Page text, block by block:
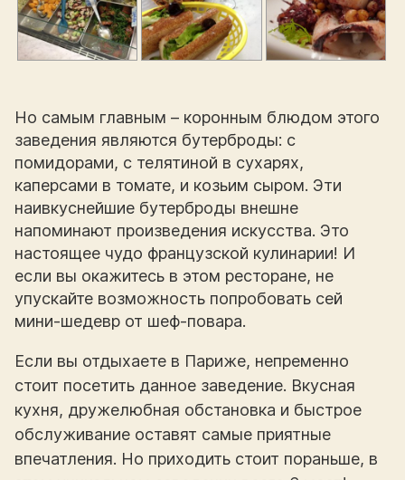
Но самым главным – коронным блюдом этого
заведения являются бутерброды: с
помидорами, с телятиной в сухарях,
каперсами в томате, и козьим сыром. Эти
наивкуснейшие бутерброды внешне
напоминают произведения искусства. Это
настоящее чудо французской кулинарии! И
если вы окажитесь в этом ресторане, не
упускайте возможность попробовать сей
мини-шедевр от шеф-повара.
Если вы отдыхаете в Париже, непременно
стоит посетить данное заведение. Вкусная
кухня, дружелюбная обстановка и быстрое
обслуживание оставят самые приятные
впечатления. Но приходить стоит пораньше, в